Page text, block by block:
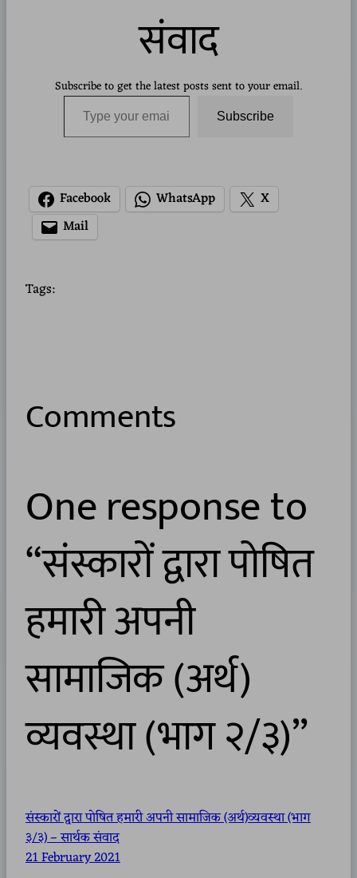
संवाद
Subscribe to get the latest posts sent to your email.
Type your email…
Subscribe
Facebook WhatsApp
X
Mail
Tags:
Comments
One response to
“संस्कारों द्वारा पोषित
हमारी अपनी
सामाजिक (अर्थ)
व्यवस्था (भाग २/३)”
संस्कारों द्वारा पोषित हमारी अपनी सामाजिक (अर्थ)व्यवस्था (भाग
३/३) – सार्थक संवाद
21 February 2021